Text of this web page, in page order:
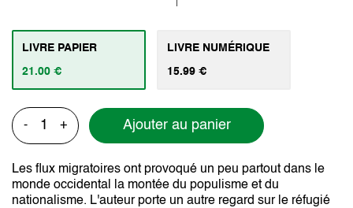
LIVRE PAPIER
21.00 €
LIVRE NUMÉRIQUE
15.99 €
- + Ajouter au panier
Les flux migratoires ont provoqué un peu partout dans le
monde occidental la montée du populisme et du
nationalisme. L'auteur porte un autre regard sur le réfugié